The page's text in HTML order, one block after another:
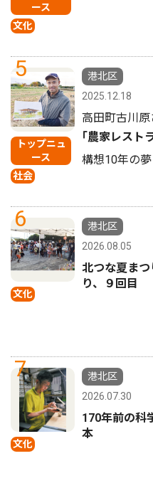
ース
文化
5
トップニュ
ース
社会
港北区
2025.12.18
高田町古川原
｢農家レスト
構想10年の
6
文化
港北区
2026.08.05
北つな夏ま
り、９回目
7
文化
港北区
2026.07.30
170年前の科
本